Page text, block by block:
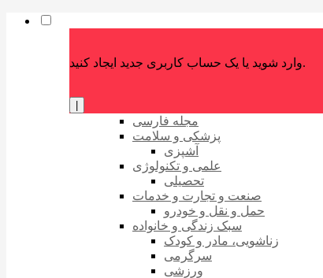
وارد شوید یا یک حساب کاربری جدید ایجاد کنید.
مجله فارسی
پزشکی و سلامت
آشپزی
علمی و تکنولوژی
تحصیلی
صنعت و تجارت و خدمات
حمل و نقل و خودرو
سبک زندگی و خانواده
زناشویی، مادر و کودک
سرگرمی
ورزشی